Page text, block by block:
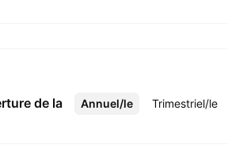
de la
Annuel/le Trimestriel/le
Plus